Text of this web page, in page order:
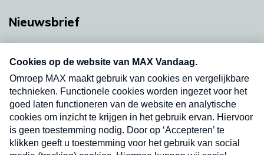
Nieuwsbrief
nieuwsbrief. Elke vrijdag- en dinsdagochtend in
uw mailbox.
Verzend